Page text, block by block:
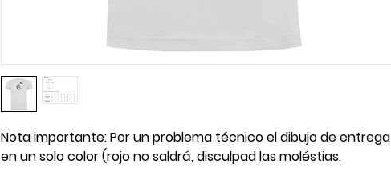
Nota importante: Por un problema técnico el dibujo de entrega
en un solo color (rojo no saldrá, disculpad las moléstias.